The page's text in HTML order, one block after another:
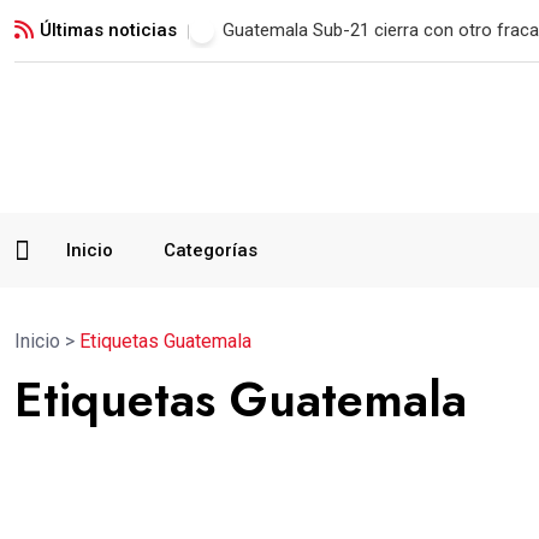
Últimas noticias Municipal remonta en San Marcos y
Inicio Categorías
Inicio > Etiquetas Guatemala
Etiquetas Guatemala